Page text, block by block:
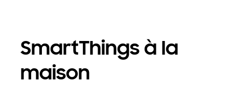
SmartThings à la
maison